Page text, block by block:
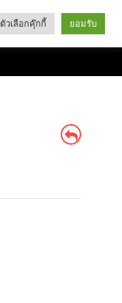
Categories
ตัวเลือกคุ๊กกี้ ยอมรับ